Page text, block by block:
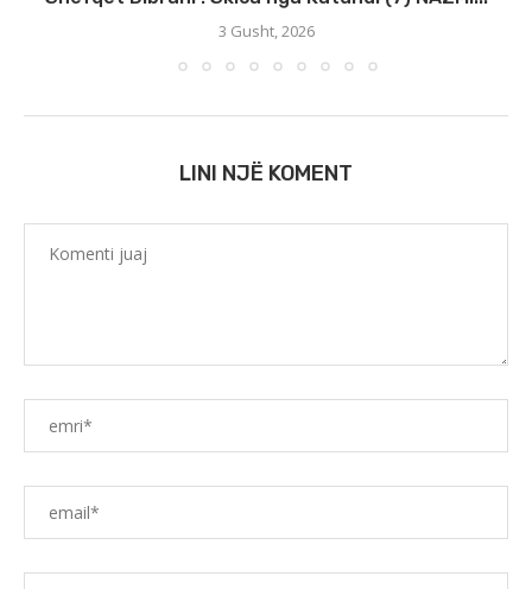
3 Gusht, 2026
LINI NJË KOMENT